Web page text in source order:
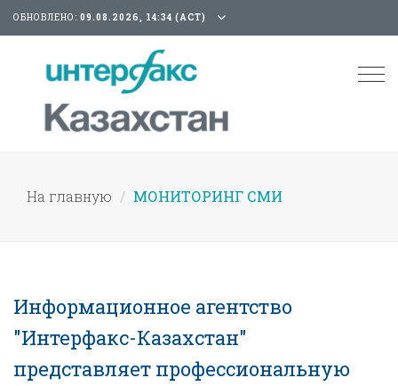
ОБНОВЛЕНО: 09.08.2026, 14:34 (АСТ)
На главную МОНИТОРИНГ СМИ
Информационное агентство
"Интерфакс-Казахстан"
представляет профессиональную